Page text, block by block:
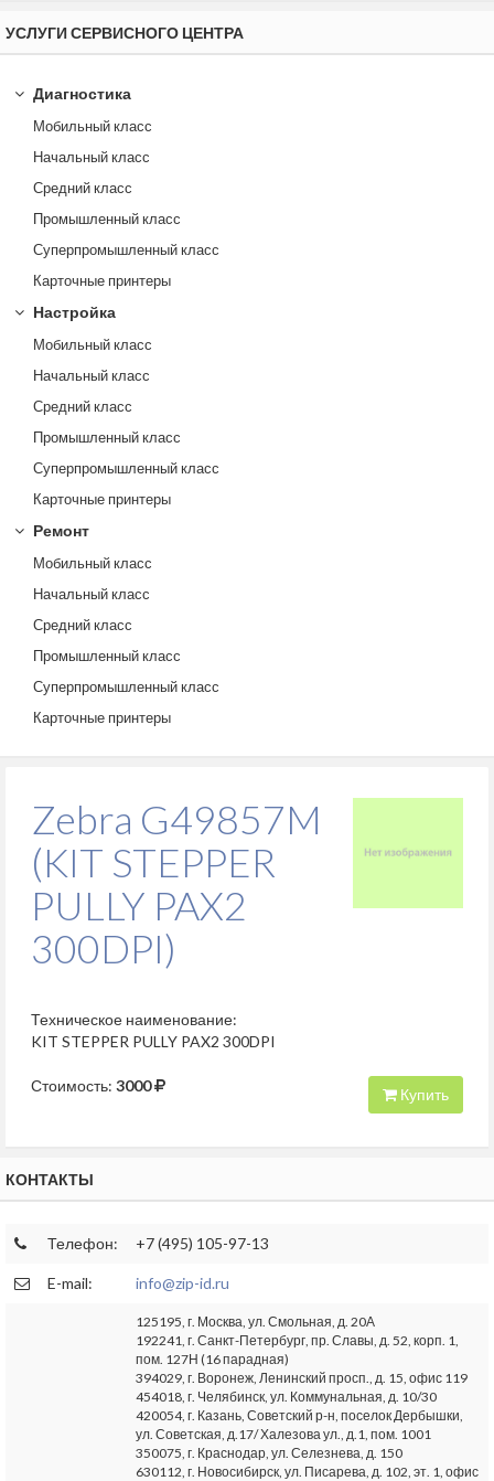
УСЛУГИ СЕРВИСНОГО ЦЕНТРА
Диагностика
Мобильный класс
Начальный класс
Средний класс
Промышленный класс
Суперпромышленный класс
Карточные принтеры
Настройка
Мобильный класс
Начальный класс
Средний класс
Промышленный класс
Суперпромышленный класс
Карточные принтеры
Ремонт
Мобильный класс
Начальный класс
Средний класс
Промышленный класс
Суперпромышленный класс
Карточные принтеры
Zebra G49857M
(KIT STEPPER
PULLY PAX2
300DPI)
Техническое наименование:
KIT STEPPER PULLY PAX2 300DPI
Стоимость: 3000 Купить
КОНТАКТЫ
Телефон: +7 (495) 105-97-13
E-mail: info@zip-id.ru
125195, г. Москва, ул. Смольная, д. 20А
192241, г. Санкт-Петербург, пр. Славы, д. 52, корп. 1,
пом. 127Н (16 парадная)
394029, г. Воронеж, Ленинский просп., д. 15, офис 119
454018, г. Челябинск, ул. Коммунальная, д. 10/30
420054, г. Казань, Советский р-н, поселок Дербышки,
ул. Советская, д.17/ Халезова ул., д.1, пом. 1001
350075, г. Краснодар, ул. Селезнева, д. 150
630112, г. Новосибирск, ул. Писарева, д. 102, эт. 1, офис